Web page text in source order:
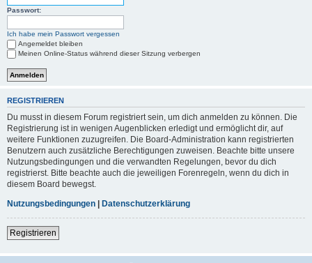
Passwort:
Ich habe mein Passwort vergessen
Angemeldet bleiben
Meinen Online-Status während dieser Sitzung verbergen
REGISTRIEREN
Du musst in diesem Forum registriert sein, um dich anmelden zu können. Die
Registrierung ist in wenigen Augenblicken erledigt und ermöglicht dir, auf
weitere Funktionen zuzugreifen. Die Board-Administration kann registrierten
Benutzern auch zusätzliche Berechtigungen zuweisen. Beachte bitte unsere
Nutzungsbedingungen und die verwandten Regelungen, bevor du dich
registrierst. Bitte beachte auch die jeweiligen Forenregeln, wenn du dich in
diesem Board bewegst.
Nutzungsbedingungen | Datenschutzerklärung
Registrieren